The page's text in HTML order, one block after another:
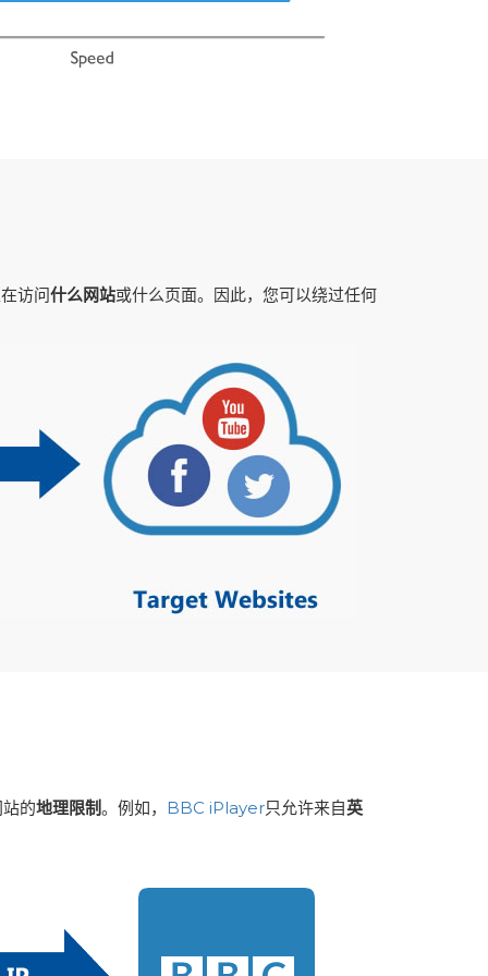
访问什么网站或什么页面。因此，您可以绕过任何
的地理限制。例如， BBC iPlayer只允许来自英